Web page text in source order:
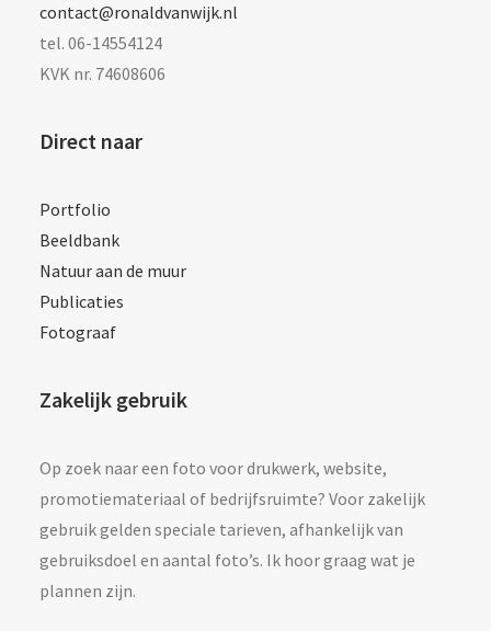
contact@ronaldvanwijk.nl
tel. 06-14554124
KVK nr. 74608606
Direct naar
Portfolio
Beeldbank
Natuur aan de muur
Publicaties
Fotograaf
Zakelijk gebruik
Op zoek naar een foto voor drukwerk, website,
promotiemateriaal of bedrijfsruimte? Voor zakelijk
gebruik gelden speciale tarieven, afhankelijk van
gebruiksdoel en aantal foto’s. Ik hoor graag wat je
plannen zijn.